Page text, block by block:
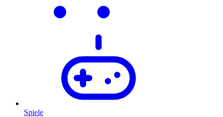
Spiele